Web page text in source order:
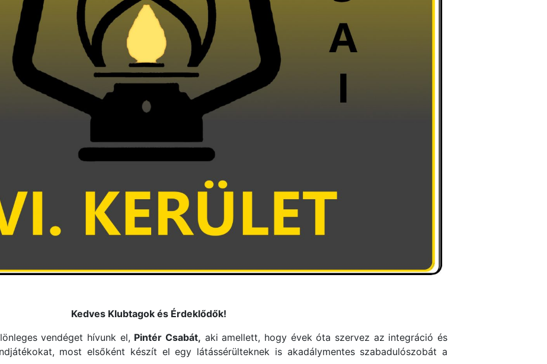
Kedves Klubtagok és Érdeklődők!
vendéget hívunk el, Pintér Csabát, aki amellett, hogy évek óta szervez az integráció és
most elsőként készít el egy látássérülteknek is akadálymentes szabadulószobát a